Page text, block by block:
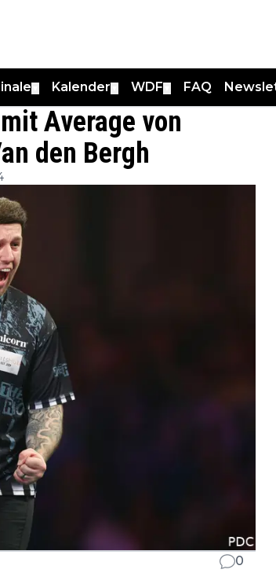
Kalender WDF FAQ
Average von
den Bergh
0